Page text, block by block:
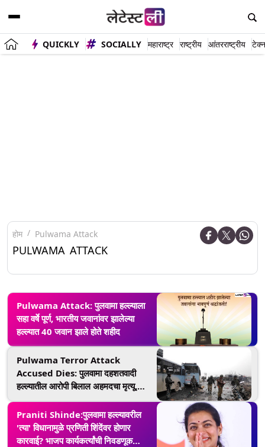
QUICKLY SOCIALLY महाराष्ट्र राष्ट्रीय आंतरराष्ट्रीय
होम Pulwama Attack
PULWAMA ATTACK
Pulwama Attack: पुलवामा हल्ल्याला
सहा वर्षे पूर्ण, भारतीय जवानांवर झालेल्या
हल्ल्यात 40 जवान झाले होते शहीद
Pulwama Terror Attack
Accused Dies: पुलवामा दहशतवादी
हल्ल्यातील आरोपी बिलाल अहमदचा मृत्यू,
रुग्णालयात ह्रदयविकाराचा झटका
Praniti Shinde:पुलवामा हल्ल्यावरील
'त्या' विधानामुळे प्रणिती शिंदेंवर होणार
कारवाई? भाजप कार्यकर्त्यांची निवडणूक